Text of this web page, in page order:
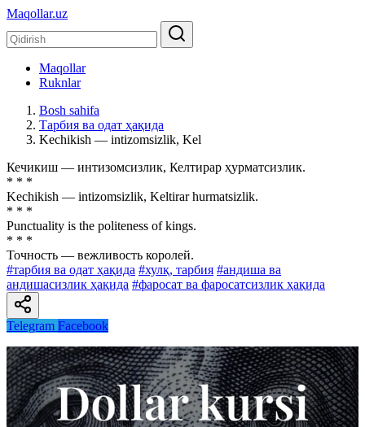
Maqollar.uz
Maqollar
Ruknlar
Bosh sahifa
Тарбия ва одат ҳақида
Kechikish — intizomsizlik, Kel
Кечикиш — интизомсизлик, Келтирар ҳурматсизлик.
* * *
Kechikish — intizomsizlik, Keltirar hurmatsizlik.
* * *
Punctuality is the politeness of kings.
* * *
Точность — вежливость королей.
#тарбия ва одат ҳақида #хулқ, тарбия #андиша ва
андишасизлик ҳақида #фаросат ва фаросатсизлик ҳақида
Telegram Facebook